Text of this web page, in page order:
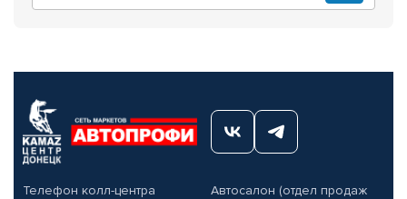
Телефон колл-центра
Автосалон (отдел продаж